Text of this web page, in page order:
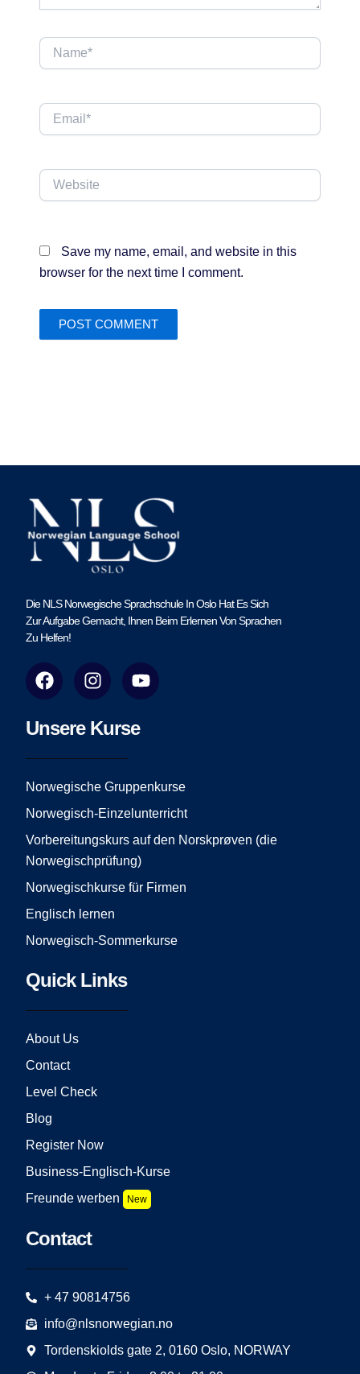
Name*
Email*
Website
Save my name, email, and website in this
browser for the next time I comment.
Die NLS Norwegische Sprachschule In Oslo Hat Es Sich
Zur Aufgabe Gemacht, Ihnen Beim Erlernen Von Sprachen
Zu Helfen!
F
a
e
o
o
I
n
t
g
r
m
Y
o
t
e
Unsere Kurse
Norwegische Gruppenkurse
Norwegisch-Einzelunterricht
Vorbereitungskurs auf den Norskprøven (die
Norwegischprüfung)
Norwegischkurse für Firmen
Englisch lernen
Norwegisch-Sommerkurse
Quick Links
About Us
Contact
Level Check
Blog
Register Now
Business-Englisch-Kurse
Freunde werben
New
Contact
+ 47 90814756
info@nlsnorwegian.no
Tordenskiolds gate 2, 0160 Oslo, NORWAY